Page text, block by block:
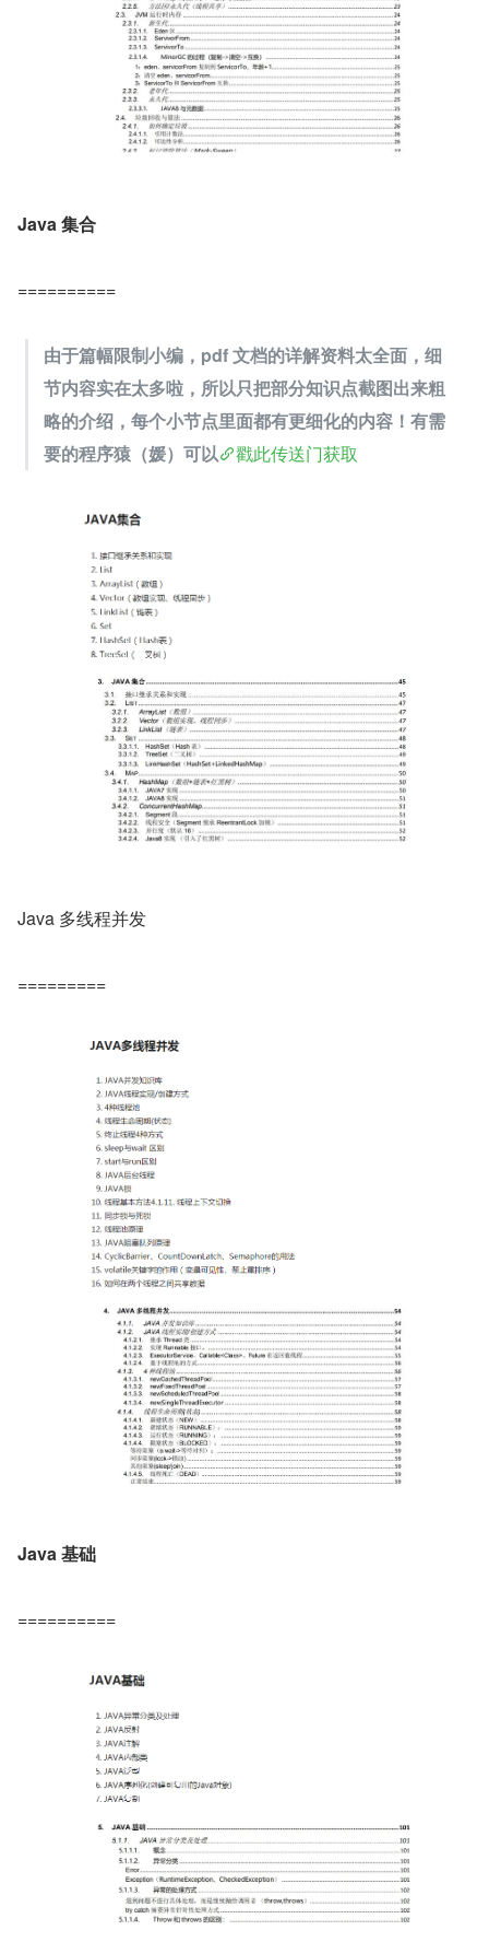
Java 集合
==========
由于篇幅限制小编，pdf 文档的详解资料太全面，细
节内容实在太多啦，所以只把部分知识点截图出来粗
略的介绍，每个小节点里面都有更细化的内容！有需
要的程序猿（媛）可以
戳此传送门获取
Java 多线程并发
=========
Java 基础
==========